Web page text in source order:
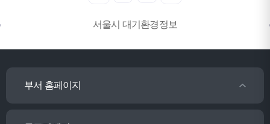
서울시 대기환경정보
부서 홈페이지